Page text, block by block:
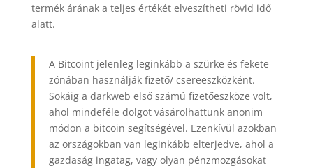
termék árának a teljes értékét elveszítheti rövid idő
alatt.
A Bitcoint jelenleg leginkább a szürke és fekete
zónában használják fizető/ csereeszközként.
Sokáig a darkweb első számú fizetőeszköze volt,
ahol mindeféle dolgot vásárolhattunk anonim
módon a bitcoin segítségével. Ezenkívül azokban
az országokban van leginkább elterjedve, ahol a
gazdaság ingatag, vagy olyan pénzmozgásokat